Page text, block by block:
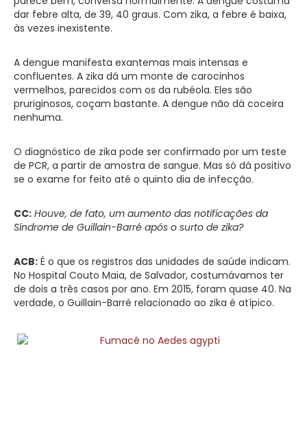
dar febre alta, de 39, 40 graus. Com zika, a febre é baixa,
às vezes inexistente.
A dengue manifesta exantemas mais intensas e
confluentes. A zika dá um monte de carocinhos
vermelhos, parecidos com os da rubéola. Eles são
pruriginosos, coçam bastante. A dengue não dá coceira
nenhuma.
O diagnóstico de zika pode ser confirmado por um teste
de PCR, a partir de amostra de sangue. Mas só dá positivo
se o exame for feito até o quinto dia de infecção.
CC: Houve, de fato, um aumento das notificações da
Síndrome de Guillain-Barré após o surto de zika?
ACB: É o que os registros das unidades de saúde indicam.
No Hospital Couto Maia, de Salvador, costumávamos ter
de dois a três casos por ano. Em 2015, foram quase 40. Na
verdade, o Guillain-Barré relacionado ao zika é atípico.